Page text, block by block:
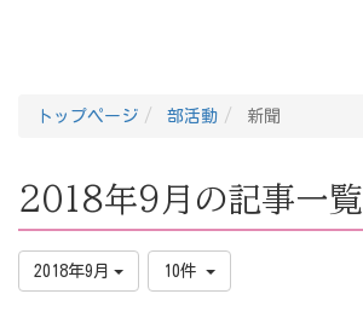
トップページ 部活動 新聞
2018年9月の記事一覧
2018年9月 10件